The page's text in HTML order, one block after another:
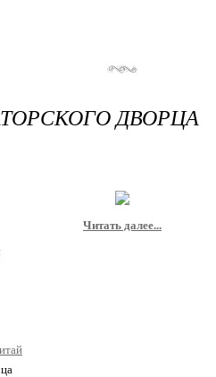
ДВОРЦА
Читать далее...